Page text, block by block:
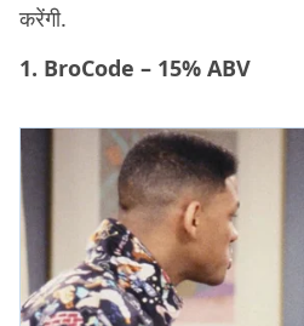
करेंगी.
1. BroCode – 15% ABV